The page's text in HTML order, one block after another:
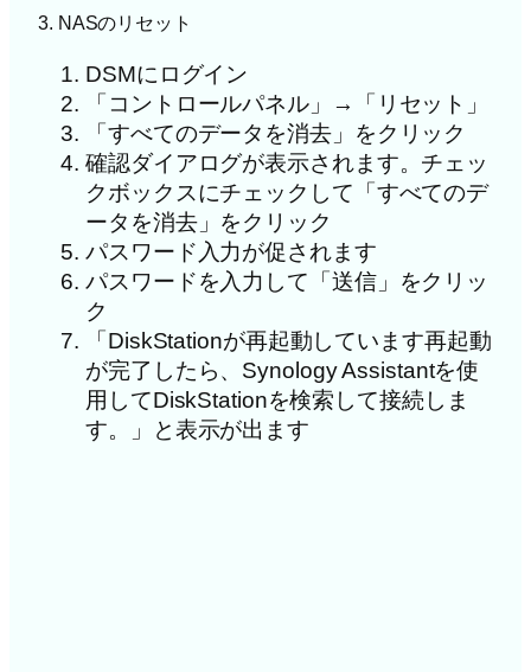
3. NASのリセット
DSMにログイン
「コントロールパネル」→「リセット」
「すべてのデータを消去」をクリック
確認ダイアログが表示されます。チェッ
クボックスにチェックして「すべてのデ
ータを消去」をクリック
パスワード入力が促されます
パスワードを入力して「送信」をクリッ
ク
「DiskStationが再起動しています再起動
が完了したら、Synology Assistantを使
用してDiskStationを検索して接続しま
す。」と表示が出ます